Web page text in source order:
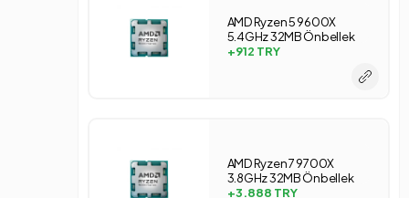
AMD Ryzen 5 9600X
5.4GHz 32MB Önbellek
4nm Soket AM5 Tray
+912 TRY
AMD Ryzen 7 9700X
3.8GHz 32MB Önbellek
4nm Soket AM5 Tray
+3.888 TRY